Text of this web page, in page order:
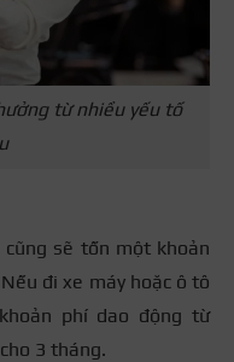
từ nhiều yếu tố
sẽ tốn một khoản
đi xe máy hoặc ô tô
phí dao động từ
3 tháng.